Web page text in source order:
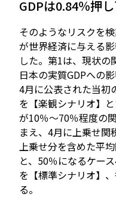
GDPは0.84％押
そのようなリスクを
が世界経済に与える
した。第1は、現状の
日本の実質GDPへの
4月に公表された当初
を【楽観シナリオ】
が10％～70％程度の
まえ、4月に上乗せ関
上乗せ分を含めた平
と、50％になるケー
を【標準シナリオ】
る。